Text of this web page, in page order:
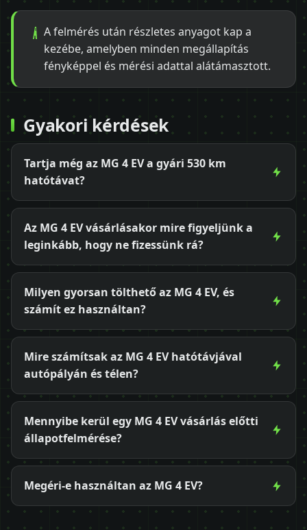
A felmérés után részletes anyagot kap a
kezébe, amelyben minden megállapítás
fényképpel és mérési adattal alátámasztott.
Gyakori kérdések
Tartja még az MG 4 EV a gyári 530 km
hatótávat?
Az MG 4 EV vásárlásakor mire figyeljünk a
leginkább, hogy ne fizessünk rá?
Milyen gyorsan tölthető az MG 4 EV, és
számít ez használtan?
Mire számítsak az MG 4 EV hatótávjával
autópályán és télen?
Mennyibe kerül egy MG 4 EV vásárlás előtti
állapotfelmérése?
Megéri-e használtan az MG 4 EV?